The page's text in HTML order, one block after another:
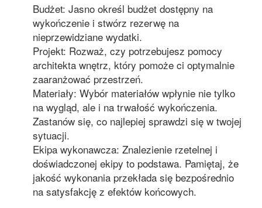
Budżet: Jasno określ budżet dostępny na
wykończenie i stwórz rezerwę na
nieprzewidziane wydatki.
Projekt: Rozważ, czy potrzebujesz pomocy
architekta wnętrz, który pomoże ci optymalnie
zaaranżować przestrzeń.
Materiały: Wybór materiałów wpłynie nie tylko
na wygląd, ale i na trwałość wykończenia.
Zastanów się, co najlepiej sprawdzi się w twojej
sytuacji.
Ekipa wykonawcza: Znalezienie rzetelnej i
doświadczonej ekipy to podstawa. Pamiętaj, że
jakość wykonania przekłada się bezpośrednio
na satysfakcję z efektów końcowych.